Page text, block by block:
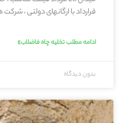
قرارداد با ارگانهای دولتی ،
ادامه مطلب تخلیه چاه فاضلاب»
بدون دیدگاه